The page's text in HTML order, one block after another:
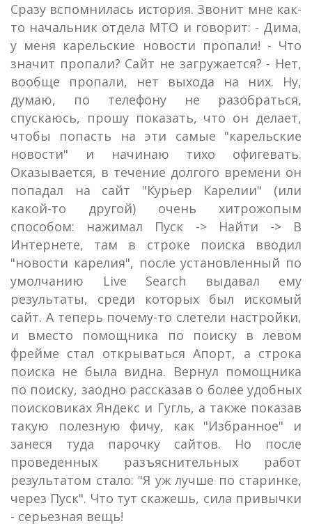
Сразу вспомнилась история. Звонит мне как-
то начальник отдела МТО и говорит: - Дима,
у меня карельские новости пропали! - Что
значит пропали? Сайт не загружается? - Нет,
вообще пропали, нет выхода на них. Ну,
думаю, по телефону не разобраться,
спускаюсь, прошу показать, что он делает,
чтобы попасть на эти самые "карельские
новости" и начинаю тихо офигевать.
Оказывается, в течение долгого времени он
попадал на сайт "Курьер Карелии" (или
какой-то другой) очень хитрожопым
способом: нажимал Пуск -> Найти -> В
Интернете, там в строке поиска вводил
"новости карелия", после установленный по
умолчанию Live Search выдавал ему
результаты, среди которых был искомый
сайт. А теперь почему-то слетели настройки,
и вместо помощника по поиску в левом
фрейме стал открываться Апорт, а строка
поиска не была видна. Вернул помощника
по поиску, заодно рассказав о более удобных
поисковиках Яндекс и Гугль, а также показав
такую полезную фичу, как "Избранное" и
занеся туда парочку сайтов. Но после
проведенных разъяснительных работ
результатом стало: "Я уж лучше по старинке,
через Пуск". Что тут скажешь, сила привычки
- серьезная вещь!